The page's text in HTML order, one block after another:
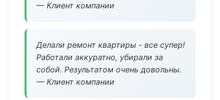
— Клиент компании
Делали ремонт квартиры - все супер!
Работали аккуратно, убирали за
собой. Результатом очень довольны.
— Клиент компании